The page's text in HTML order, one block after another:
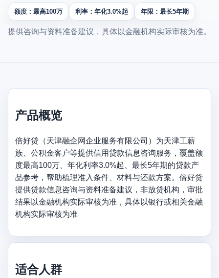
额度：最高100万 利率：年化3.0%起 年限：最长5年期
提供咨询与资料准备建议，具体以金融机构实际审核为准。
产品概览
倍好贷（天津融企网企业服务有限公司）为天津工薪
族、公积金客户等提供信用贷款信息咨询服务，覆盖额
度最高100万、年化利率3.0%起、最长5年期的贷款产
品参考，帮助梳理准入条件、材料与还款方案。倍好贷
提供贷款信息咨询与资料准备建议，非放贷机构，审批
结果以金融机构实际审核为准，具体以银行或相关金融
机构实际审核为准
适合人群